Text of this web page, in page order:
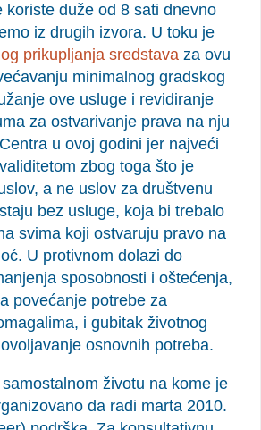
koriste duže od 8 sati dnevno
iz drugih izvora. U toku je
prikupljanja sredstava za ovu
minimalnog gradskog
ove usluge i revidiranje
za ostvarivanje prava na nju
u ovoj godini jer najveći
zbog toga što je
a ne uslov za društvenu
bez usluge, koja bi trebalo
svima koji ostvaruju pravo na
U protivnom dolazi do
sposobnosti i oštećenja,
povećanje potrebe za
i gubitak životnog
osnovnih potreba.
životu na kome je
da radi marta 2010.